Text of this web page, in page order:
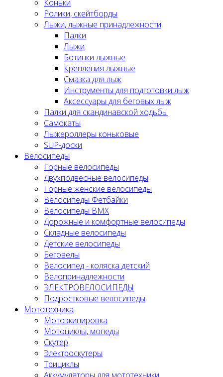
Коньки
Ролики, скейтборды
Лыжи, лыжные принадлежности
Палки
Лыжи
Ботинки лыжные
Крепления лыжные
Смазка для лыж
Инструменты для подготовки лыж
Аксессуары для беговых лыж
Палки для скандинавской ходьбы
Самокаты
Лыжероллеры коньковые
SUP-доски
Велосипеды
Горные велосипеды
Двухподвесные велосипеды
Горные женские велосипеды
Велосипеды Фетбайки
Велосипеды BMX
Дорожные и комфортные велосипеды
Складные велосипеды
Детские велосипеды
Беговелы
Велосипед - коляска детский
Велопринадлежности
ЭЛЕКТРОВЕЛОСИПЕДЫ
Подростковые велосипеды
Мототехника
Мотоэкипировка
Мотоциклы, мопеды
Скутер
Электроскутеры
Трициклы